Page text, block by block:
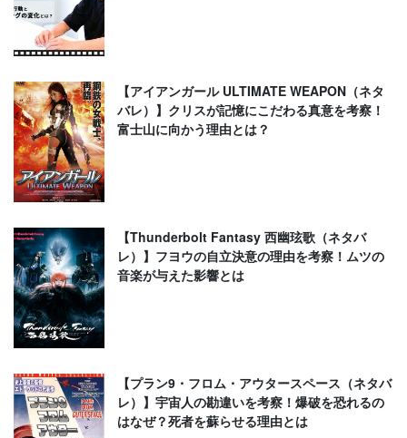
【アイアンガール ULTIMATE WEAPON（ネタ
バレ）】クリスが記憶にこだわる真意を考察！
富士山に向かう理由とは？
【Thunderbolt Fantasy 西幽玹歌（ネタバ
レ）】フヨウの自立決意の理由を考察！ムツの
音楽が与えた影響とは
【プラン9・フロム・アウタースペース（ネタバ
レ）】宇宙人の勘違いを考察！爆破を恐れるの
はなぜ？死者を蘇らせる理由とは